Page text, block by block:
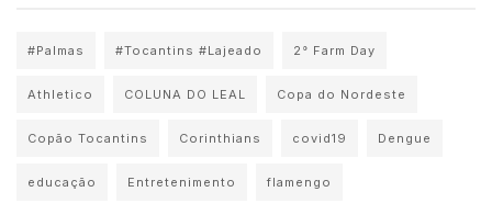
#Palmas #Tocantins #Lajeado 2° Farm Day
Athletico COLUNA DO LEAL Copa do Nordeste
Copão Tocantins Corinthians covid19 Dengue
educação Entretenimento flamengo